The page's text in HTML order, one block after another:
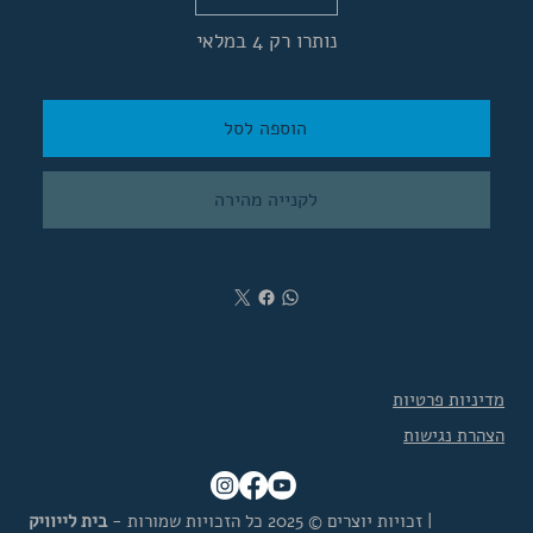
נותרו רק 4 במלאי
הוספה לסל
לקנייה מהירה
מדיניות פרטיות
הצהרת נגישות
זכויות יוצרים © 2025 כל הזכויות שמורות - בית לייוויק |